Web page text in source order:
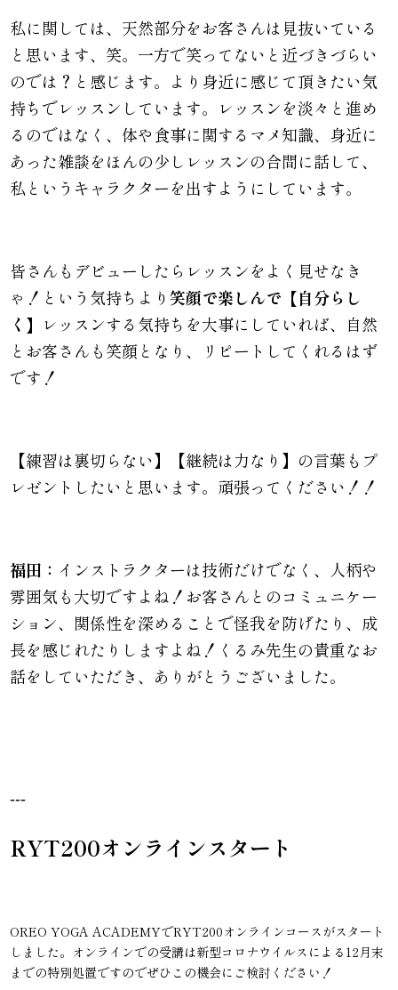
私に関しては、天然部分をお客さんは見抜いている
と思います、笑。一方で笑ってないと近づきづらい
のでは？と感じます。より身近に感じて頂きたい気
持ちでレッスンしています。レッスンを淡々と進め
るのではなく、体や食事に関するマメ知識、身近に
あった雑談をほんの少しレッスンの合間に話して、
私というキャラクターを出すようにしています。
皆さんもデビューしたらレッスンをよく見せなき
ゃ！という気持ちより笑顔で楽しんで【自分らし
く】 レッスンする気持ちを大事にしていれば、自然
とお客さんも笑顔となり、リピートしてくれるはず
です！
【練習は裏切らない】【継続は力なり】の言葉もプ
レゼントしたいと思います。頑張ってください！！
福田： インストラクターは技術だけでなく、人柄や
雰囲気も大切ですよね！お客さんとのコミュニケー
ション、関係性を深めることで怪我を防げたり、成
長を感じれたりしますよね！くるみ先生の貴重なお
話をしていただき、ありがとうございました。
---
RYT200オンラインスタート
OREO YOGA ACADEMYでRYT200オンラインコースがスタート
しました。オンラインでの受講は新型コロナウイルスによる12月末
までの特別処置ですのでぜひこの機会にご検討ください！